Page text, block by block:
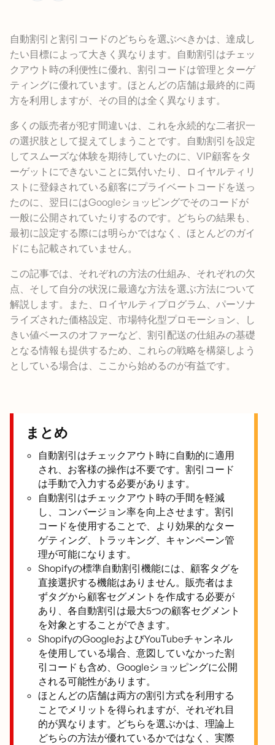
自動割引と割引コードのどちらを選ぶべきかは、達成し
たい目標によって大きく異なります。自動割引はチェッ
クアウト時の利便性に優れ、割引コードは管理とターゲ
ティングに優れています。ほとんどの店舗は最終的に両
方を利用しますが、その目的は全く異なります。
多くの販売者が犯す間違いは、これを永続的な二者択一
の選択肢として捉えてしまうことです。自動割引を設定
してスムーズな体験を期待していたのに、VIP顧客をタ
ーゲットにできないことに気付いたり、ロイヤルティリ
ストに登録されている顧客にプライベートコードを送っ
たのに、翌日にはGoogleショッピングでそのコードが
一般に公開されていたりするのです。どちらの結果も、
最初に設定する際には明らかではなく、ほとんどのガイ
ドにも記載されていません。
この記事では、それぞれの方法の仕組み、それぞれの欠
点、そして自分の状況に最適な方法を選ぶ方法について
解説します。また、ロイヤルティプログラム、パーソナ
ライズされた価格設定、市場特化型プロモーション、し
きい値ベースのオファーなど、割引配送の仕組みの基礎
となる情報も提供するため、これらの戦略を構築しよう
としている場合は、ここから始めるのが有益です。
まとめ
自動割引はチェックアウト時に自動的に適用
され、お客様の操作は不要です。割引コード
は手動で入力する必要があります。
自動割引はチェックアウト時の手間を軽減
し、コンバージョン率を向上させます。割引
コードを使用することで、より効果的なター
ゲティング、トラッキング、キャンペーン管
理が可能になります。
Shopifyの標準自動割引機能には、顧客タグを
直接選択する機能はありません。販売者はま
ずタグから顧客セグメントを作成する必要が
あり、各自動割引は最大5つの顧客セグメント
を対象とすることができます。
ShopifyのGoogleおよびYouTubeチャンネル
を使用している場合、意図していなかった割
引コードも含め、Googleショッピングに公開
される可能性があります。
ほとんどの店舗は両方の割引方式を利用する
ことでメリットを得られますが、それぞれ目
的が異なります。どちらを選ぶかは、理論上
どちらの方法が優れているかではなく、実際